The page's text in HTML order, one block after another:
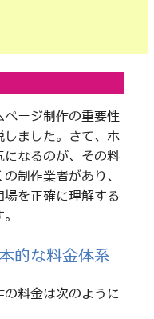
ページ制作の重要性
しました。さて、ホ
になるのが、その料
制作業者があり、
を正確に理解する
的な料金体系
料金は次のように